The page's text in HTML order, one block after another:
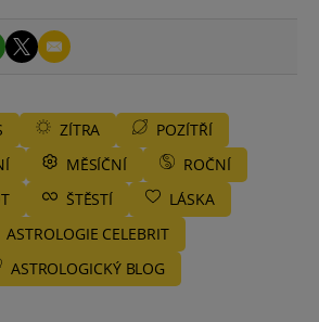
ZÍTRA
POZÍTŘÍ
MĚSÍČNÍ
ROČNÍ
ŠTĚSTÍ
LÁSKA
ASTROLOGIE CELEBRIT
ASTROLOGICKÝ BLOG